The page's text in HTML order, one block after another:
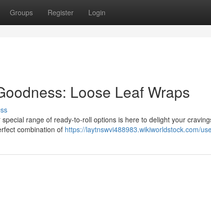
Groups Register Login
Loose Leaf Wraps
range of ready-to-roll options is here to delight your
combination of https://laytnswvi488983.wikiworldstock.com/